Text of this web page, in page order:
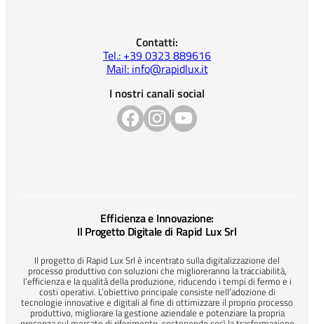
Contatti:
Tel.: +39 0323 889616
Mail: info@rapidlux.it
I nostri canali social
Efficienza e Innovazione:
Il Progetto Digitale di Rapid Lux Srl
Il progetto di Rapid Lux Srl è incentrato sulla digitalizzazione del
processo produttivo con soluzioni che miglioreranno la tracciabilità,
l’efficienza e la qualità della produzione, riducendo i tempi di fermo e i
costi operativi. L’obiettivo principale consiste nell’adozione di
tecnologie innovative e digitali al fine di ottimizzare il proprio processo
produttivo, migliorare la gestione aziendale e potenziare la propria